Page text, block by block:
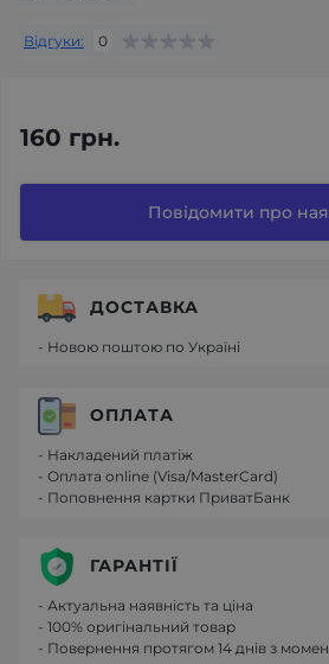
Відгуки: 0
160 грн.
Повідомити про
ДОСТАВКА
- Новою поштою по Україні
ОПЛАТА
- Накладений платіж
- Оплата online (Visa/MasterCard)
- Поповнення картки ПриватБанк
ГАРАНТІЇ
- Актуальна наявність та ціна
- 100% оригінальний товар
- Повернення протягом 14 днів з